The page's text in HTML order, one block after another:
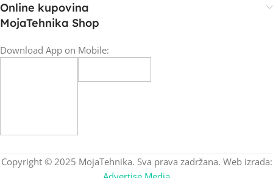
Online kupovina
MojaTehnika Shop
Download App on Mobile:
Copyright © 2025 MojaTehnika. Sva prava zadržana. Web izrada: